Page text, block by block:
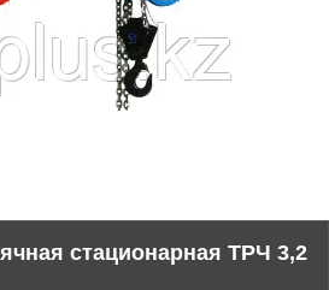
стационарная ТРЧ 3,2